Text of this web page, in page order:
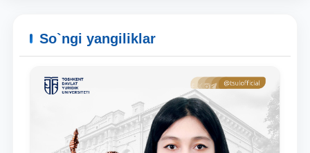
So`ngi yangiliklar